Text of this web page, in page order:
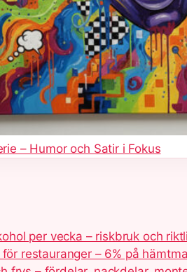
– Humor och Satir i Fokus
per vecka – riskbruk och
restauranger – 6% på